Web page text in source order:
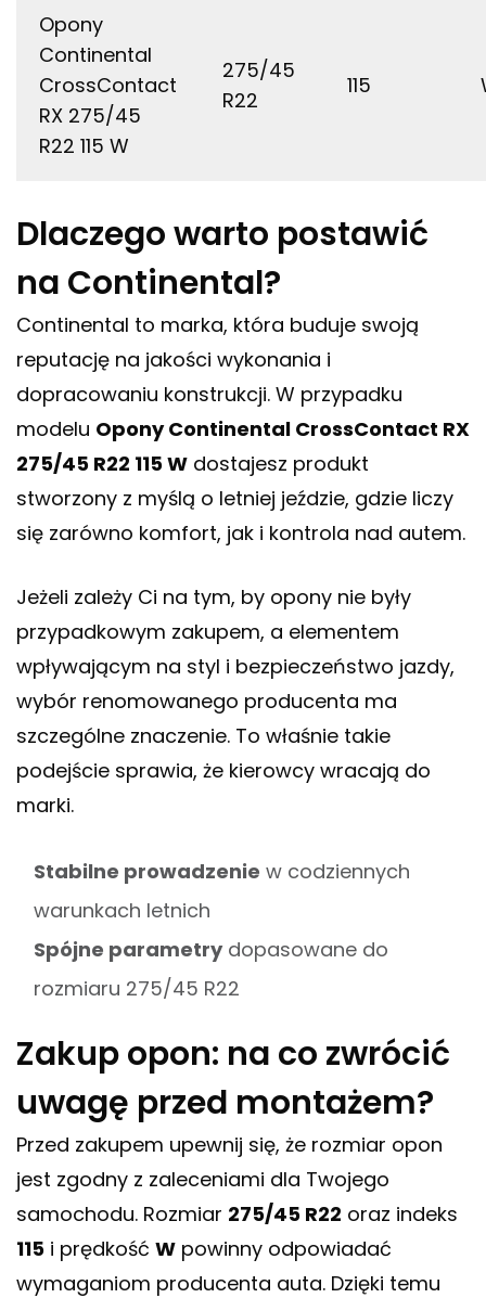
Opony
Continental
CrossContact
RX 275/45
R22 115 W
275/45
R22
115
Dlaczego warto postawić
na Continental?
Continental to marka, która buduje swoją
reputację na jakości wykonania i
dopracowaniu konstrukcji. W przypadku
modelu Opony Continental CrossContact RX
275/45 R22 115 W dostajesz produkt
stworzony z myślą o letniej jeździe, gdzie liczy
się zarówno komfort, jak i kontrola nad autem.
Jeżeli zależy Ci na tym, by opony nie były
przypadkowym zakupem, a elementem
wpływającym na styl i bezpieczeństwo jazdy,
wybór renomowanego producenta ma
szczególne znaczenie. To właśnie takie
podejście sprawia, że kierowcy wracają do
marki.
Stabilne prowadzenie w codziennych
warunkach letnich
Spójne parametrydopasowane do
rozmiaru 275/45 R22
Zakup opon: na co zwrócić
uwagę przed montażem?
Przed zakupem upewnij się, że rozmiar opon
jest zgodny z zaleceniami dla Twojego
samochodu. Rozmiar 275/45 R22 oraz indeks
115 i prędkość W powinny odpowiadać
wymaganiom producenta auta. Dzięki temu